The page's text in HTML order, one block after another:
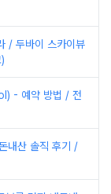
/ 두바이 스카이뷰
- 예약 방법 / 전
내산 솔직 후기 /